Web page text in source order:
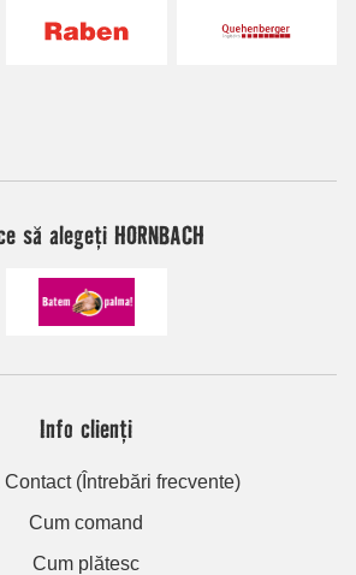
să alegeți HORNBACH
Info clienți
(Întrebări frecvente)
Cum comand
Cum plătesc